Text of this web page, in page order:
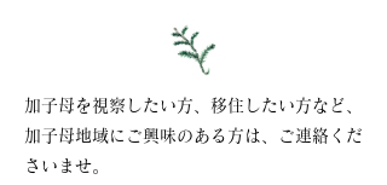
​加子母を視察したい方、移住したい方など、
加子母地域にご興味のある方は、ご連絡くだ
さいませ。